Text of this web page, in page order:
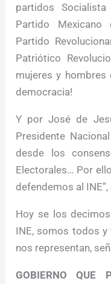
partidos
Partido
Partido
Patriótico
mujeres y
democracia!
Y por José de
Presidente
desde los
Electorales… Por
defendemos al
Hoy se los
INE, somos todos
nos representan,
GOBIERNO QUE